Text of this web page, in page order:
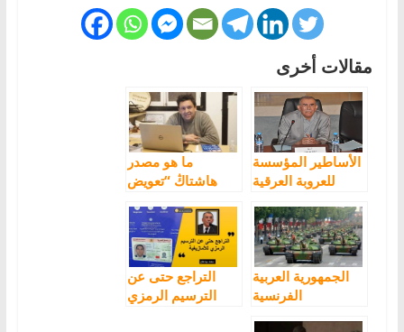
مقالات أخرى
الأساطير المؤسسة
للعروبة العرقية
ما هو مصدر
هاشتاڭ “تعويض
بالإنجليزية”؟
الجمهورية العربية
الفرنسية
التراجع حتى عن
الترسيم الرمزي